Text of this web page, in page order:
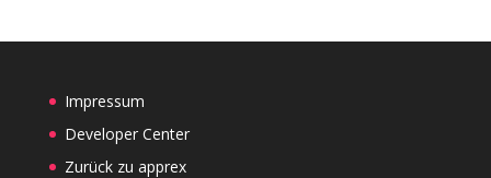
Impressum
Developer Center
Zurück zu apprex